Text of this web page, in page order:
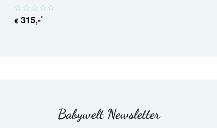
€ 315,-*
Babywelt Newsletter